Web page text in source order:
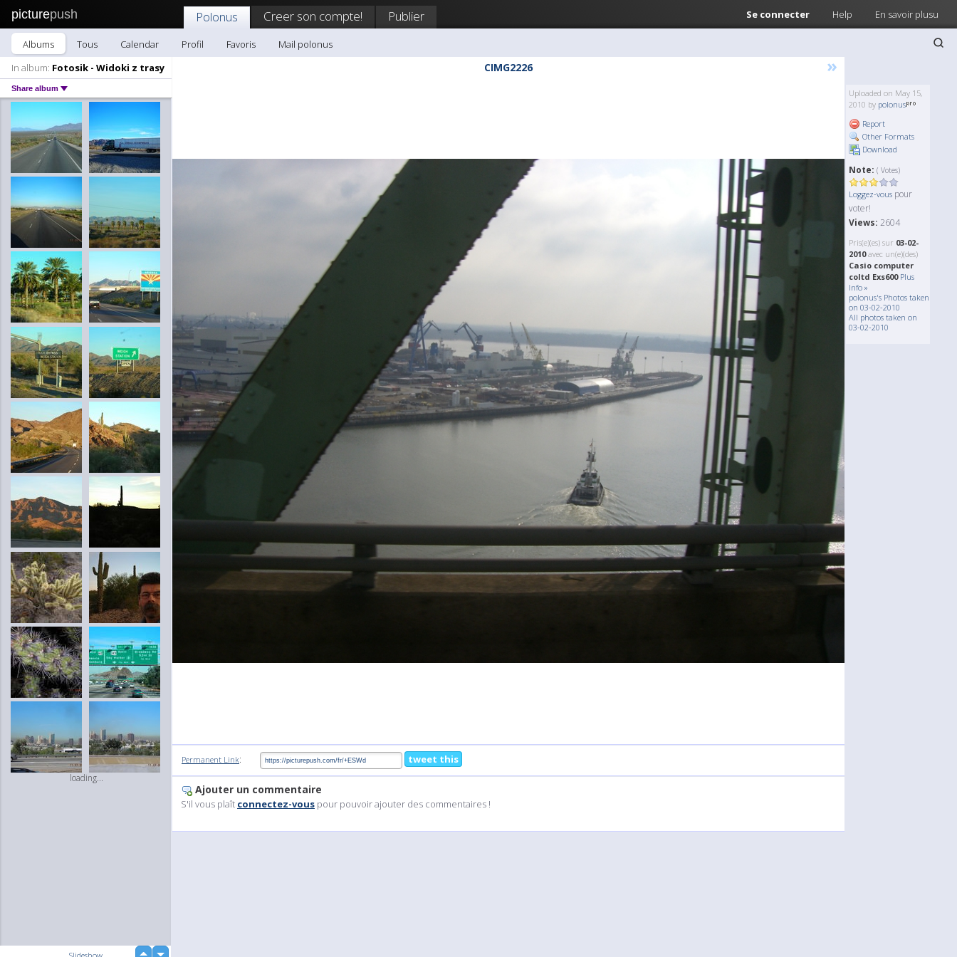
picturepush Se connecter Help En savoir plusu
Polonus Creer son compte! Publier
Albums Tous Calendar Profil Favoris
Mail polonus
In album: Fotosik - Widoki z trasy
Share album
loading...
CIMG2226 »
Uploaded on May 15,
2010 by polonus
Report
Other Formats
Download
Note: ( Votes)
Loggez-vous pour
voter!
Views: 2604
Pris(e)(es) sur 03-02-
2010avec un(e)(des)
Casio computer
coltd Exs600 Plus
Info »
polonus's Photos taken
on 03-02-2010
All photos taken on
03-02-2010
Permanent Link: tweet this
Ajouter un commentaire
S'il vous plaît connectez-vous pour pouvoir ajouter des commentaires !